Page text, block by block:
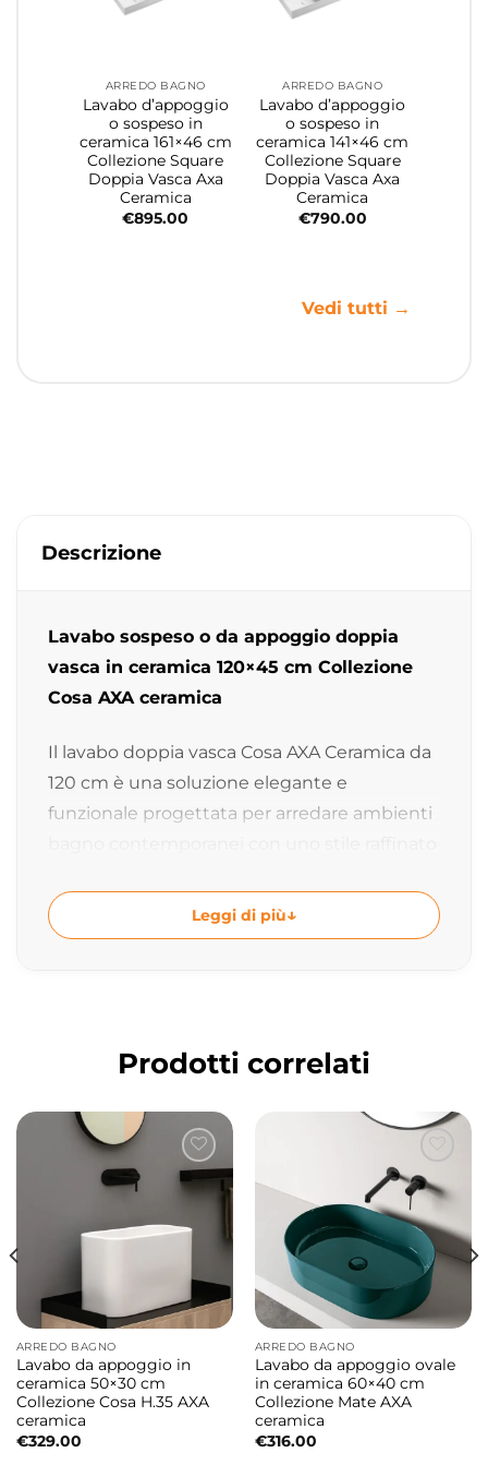
ARREDO BAGNO
Lavabo d’appoggio
o sospeso in
ceramica 161×46 cm
Collezione Square
Doppia Vasca Axa
Ceramica
€895.00
ARREDO BAGNO
Lavabo d’appoggio
o sospeso in
ceramica 141×46 cm
Collezione Square
Doppia Vasca Axa
Ceramica
€790.00
Vedi tutti →
Descrizione
Lavabo sospeso o da appoggio doppia
vasca in ceramica 120×45 cm Collezione
Cosa AXA ceramica
Il lavabo doppia vasca Cosa AXA Ceramica da
120 cm è una soluzione elegante e
funzionale progettata per arredare ambienti
praticità nell’utilizzo quotidiano, mentre il
design geometrico con angoli arrotondati
appoggio.
Design firmato Giancarlo Angelelli e
Alessandro Paolelli
La collezione Cosa nasce dall’incontro tra il
ceramic design di Giancarlo Angelelli e i
complementi progettati da Alessandro
Paolelli. Un progetto contemporaneo che
interpreta il bagno moderno attraverso linee
essenziali, materiali di qualità e dettagli
funzionali pensati per garantire comfort ed
eleganza quotidiana.
Collezione Cosa dal design moderno e
Leggi di più
Prodotti correlati
ARREDO BAGNO
Lavabo da appoggio in
ceramica 50×30 cm
Collezione Cosa H.35 AXA
ceramica
€329.00
ARREDO BAGNO
Lavabo da appoggio ovale
in ceramica 60×40 cm
Collezione Mate AXA
ceramica
€316.00